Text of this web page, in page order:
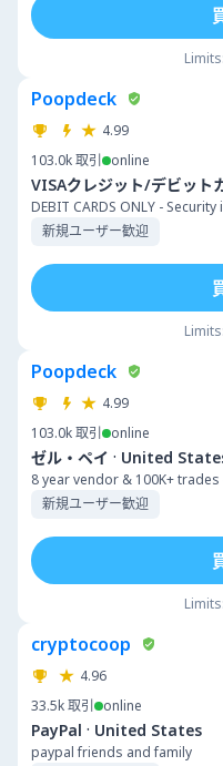
Limits:
Poopdeck
4.99
103.0k取引 online
VISAクレジット/デビット
DEBIT CARDS ONLY - Security
新規ユーザー歓迎
Limits:
Poopdeck
4.99
103.0k取引 online
ゼル・ペイ · United
8 year vendor & 100K+
新規ユーザー歓迎
Limits:
cryptocoop
4.96
33.5k取引 online
PayPal · United States
paypal friends and family